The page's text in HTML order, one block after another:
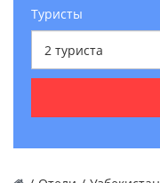
Туристы
2 туриста